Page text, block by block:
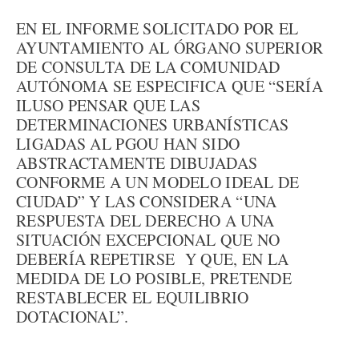
EN EL INFORME SOLICITADO POR EL
AYUNTAMIENTO AL ÓRGANO SUPERIOR
DE CONSULTA DE LA COMUNIDAD
AUTÓNOMA SE ESPECIFICA QUE “SERÍA
ILUSO PENSAR QUE LAS
DETERMINACIONES URBANÍSTICAS
LIGADAS AL PGOU HAN SIDO
ABSTRACTAMENTE DIBUJADAS
CONFORME A UN MODELO IDEAL DE
CIUDAD” Y LAS CONSIDERA “UNA
RESPUESTA DEL DERECHO A UNA
SITUACIÓN EXCEPCIONAL QUE NO
DEBERÍA REPETIRSE Y QUE, EN LA
MEDIDA DE LO POSIBLE, PRETENDE
RESTABLECER EL EQUILIBRIO
DOTACIONAL”.